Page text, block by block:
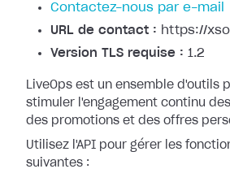
Contactez-nous par e-mail
URL de contact : https://
Version TLS requise : 1.2
LiveOps est un ensemble d'outils
stimuler l'engagement continu
des promotions et des offres
Utilisez l'API pour gérer les
suivantes :